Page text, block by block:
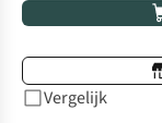
Vergelijk